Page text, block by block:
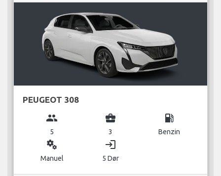
PEUGEOT 308
group
5
business_center
3
local_gas_station
Benzin
miscellaneous_services
Manuel
login
5 Dør